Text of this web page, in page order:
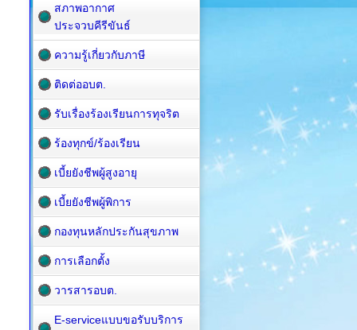
สภาพอากาศ
ประจวบคีรีขันธ์
ความรู้เกี่ยวกับภาษี
ติดต่ออบต.
รับเรื่องร้องเรียนการทุจริต
ร้องทุกข์/ร้องเรียน
เบี้ยยังชีพผู้สูงอายุ
เบี้ยยังชีพผู้พิการ
กองทุนหลักประกันสุขภาพ
การเลือกตั้ง
วารสารอบต.
E-serviceแบบขอรับบริการ